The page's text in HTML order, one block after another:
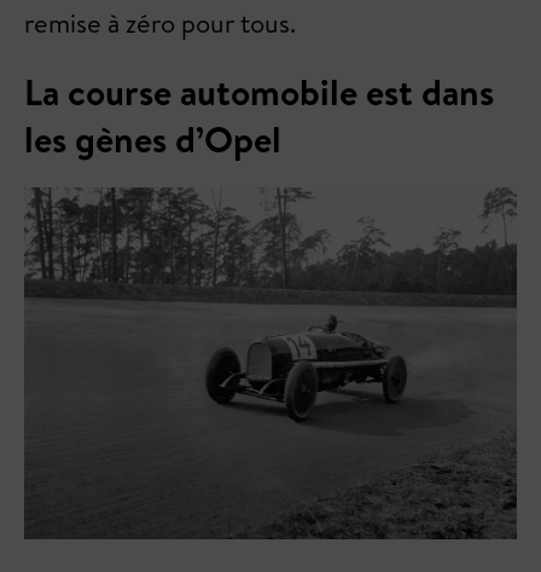
remise à zéro pour tous.
La course automobile est dans
les gènes d’Opel